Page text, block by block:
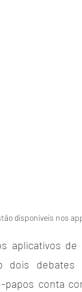
disponíveis nos
aplicativos
dois
papos conta